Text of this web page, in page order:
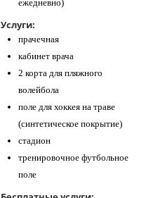
ежедневно)
Услуги:
прачечная
кабинет врача
2 корта для пляжного
волейбола
поле для хоккея на траве
(синтетическое покрытие)
стадион
тренировочное футбольное
поле